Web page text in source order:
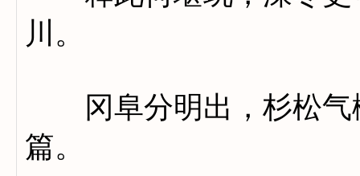
川。
冈阜分明出，杉松气
篇。